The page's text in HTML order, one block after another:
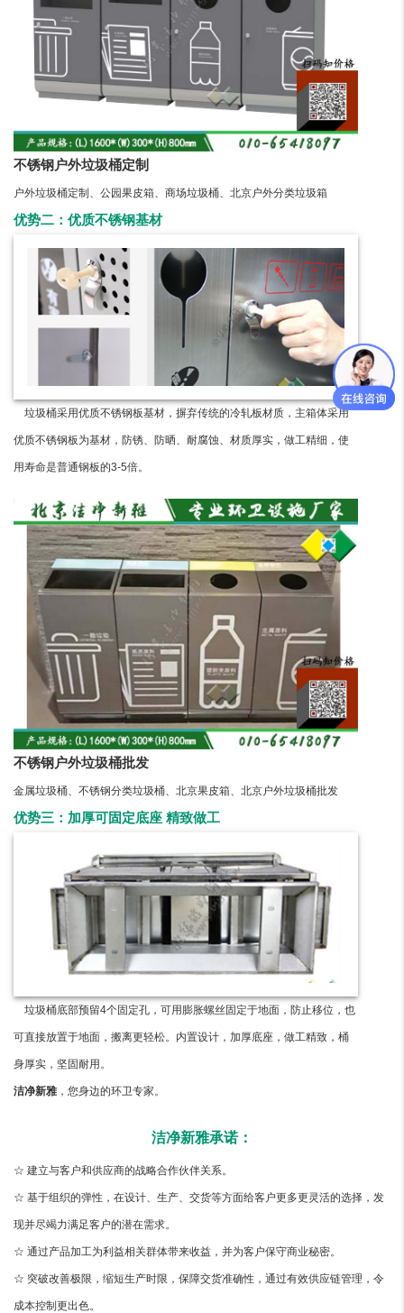
不锈钢户外垃圾桶定制
户外垃圾桶定制、公园果皮箱、商场垃圾桶、北京户外分类垃圾箱
优势二：优质不锈钢基材
垃圾桶采用优质不锈钢板基材，摒弃传统的冷轧板材质，主箱体采用
优质不锈钢板为基材，防锈、防晒、耐腐蚀、材质厚实，做工精细，使
用寿命是普通钢板的3-5倍。
不锈钢户外垃圾桶批发
金属垃圾桶、不锈钢分类垃圾桶、北京果皮箱、北京户外垃圾桶批发
优势三：加厚可固定底座 精致做工
垃圾桶底部预留4个固定孔，可用膨胀螺丝固定于地面，防止移位，也
可直接放置于地面，搬离更轻松。内置设计，加厚底座，做工精致，桶
身厚实，坚固耐用。
洁净新雅，您身边的环卫专家。
洁净新雅承诺：
☆ 建立与客户和供应商的战略合作伙伴关系。
☆ 基于组织的弹性，在设计、生产、交货等方面给客户更多更灵活的选择，发
现并尽竭力满足客户的潜在需求。
☆ 通过产品加工为利益相关群体带来收益，并为客户保守商业秘密。
☆ 突破改善极限，缩短生产时限，保障交货准确性，通过有效供应链管理，令
成本控制更出色。